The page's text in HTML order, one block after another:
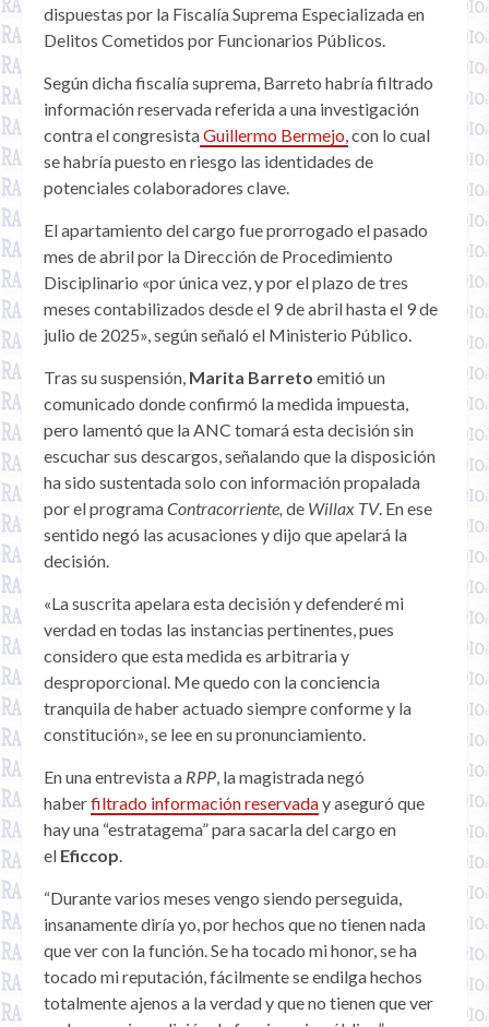
dispuestas por la Fiscalía Suprema Especializada en
Delitos Cometidos por Funcionarios Públicos.
Según dicha fiscalía suprema, Barreto habría filtrado
información reservada referida a una investigación
contra el congresistaGuillermo Bermejo,con lo cual
se habría puesto en riesgo las identidades de
potenciales colaboradores clave.
El apartamiento del cargo fue prorrogado el pasado
mes de abril por la Dirección de Procedimiento
Disciplinario «por única vez, y por el plazo de tres
meses contabilizados desde el 9 de abril hasta el 9 de
julio de 2025», según señaló el Ministerio Público.
Tras su suspensión, Marita Barreto emitió un
comunicado donde confirmó la medida impuesta,
pero lamentó que la ANC tomará esta decisión sin
escuchar sus descargos, señalando que la disposición
ha sido sustentada solo con información propalada
por el programaContracorriente, de Willax TV. En ese
sentido negó las acusaciones y dijo que apelará la
decisión.
«La suscrita apelara esta decisión y defenderé mi
verdad en todas las instancias pertinentes, pues
considero que esta medida es arbitraria y
desproporcional. Me quedo con la conciencia
tranquila de haber actuado siempre conforme y la
constitución», se lee en su pronunciamiento.
En una entrevista a RPP, la magistradanegó
haberfiltrado información reservaday aseguró que
hay una “estratagema” para sacarla del cargo en
el Eficcop.
“Durante varios meses vengo siendo perseguida,
insanamente diría yo, por hechos que no tienen nada
que ver con la función. Se ha tocado mi honor, se ha
tocado mi reputación, fácilmente se endilga hechos
totalmente ajenos a la verdad y que no tienen que ver